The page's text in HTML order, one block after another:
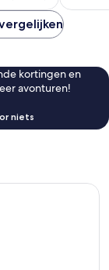
kortingen en
avonturen!
niets